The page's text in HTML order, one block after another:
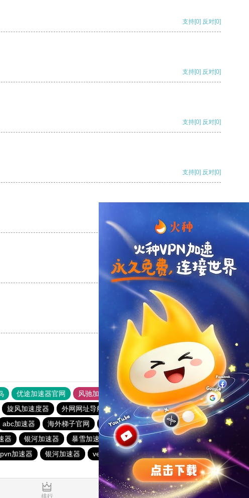
支持[0] 反对[0]
支持[0] 反对[0]
支持[0] 反对[0]
支持[0] 反对[0]
支持
支持[0] 反对[0]
支持[0] 反对[0]
优途加速器官网 风驰加速器
旋风加速器
旋风加速度器 外网网址导航 软件中心
hammer加速器
abc加速器 海外梯子官网 anyconnect
银河加速器
器 银河加速器 暴雪加速器 荔枝加速器
银河加速器
加速器 银河加速器 veee加速器 银河加速器
暴雪加速器
排行 推荐